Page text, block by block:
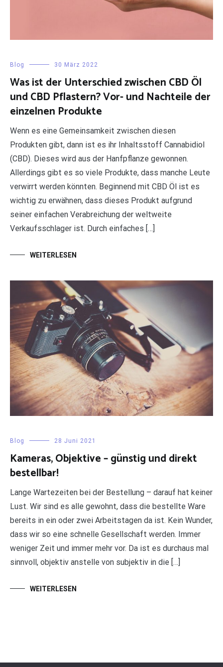
Blog 30 März 2022
Was ist der Unterschied zwischen CBD Öl
und CBD Pflastern? Vor- und Nachteile der
einzelnen Produkte
Wenn es eine Gemeinsamkeit zwischen diesen
Produkten gibt, dann ist es ihr Inhaltsstoff Cannabidiol
(CBD). Dieses wird aus der Hanfpflanze gewonnen.
Allerdings gibt es so viele Produkte, dass manche Leute
verwirrt werden könnten. Beginnend mit CBD Öl ist es
wichtig zu erwähnen, dass dieses Produkt aufgrund
seiner einfachen Verabreichung der weltweite
Verkaufsschlager ist. Durch einfaches […]
WEITERLESEN
Blog 28 Juni 2021
Kameras, Objektive – günstig und direkt
bestellbar!
Lange Wartezeiten bei der Bestellung – darauf hat keiner
Lust. Wir sind es alle gewohnt, dass die bestellte Ware
bereits in ein oder zwei Arbeitstagen da ist. Kein Wunder,
dass wir so eine schnelle Gesellschaft werden. Immer
weniger Zeit und immer mehr vor. Da ist es durchaus mal
sinnvoll, objektiv anstelle von subjektiv in die […]
WEITERLESEN